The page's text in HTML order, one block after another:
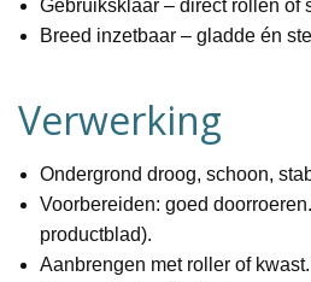
Gebruiksklaar – direct rollen of
Breed inzetbaar – gladde én
Verwerking
Ondergrond droog, schoon,
Voorbereiden: goed
productblad).
Aanbrengen met roller of